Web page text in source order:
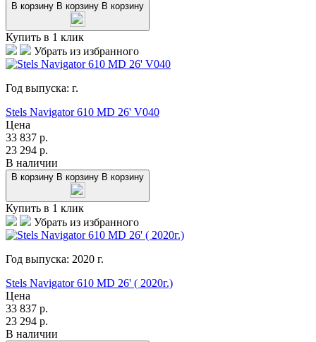
В корзину В корзину В корзину
Купить в 1 клик
Убрать из избранного
Год выпуска: г.
Stels Navigator 610 MD 26' V040
Цена
33 837 р.
23 294 р.
В наличии
В корзину В корзину В корзину
Купить в 1 клик
Убрать из избранного
Год выпуска: 2020 г.
Stels Navigator 610 MD 26' ( 2020г.)
Цена
33 837 р.
23 294 р.
В наличии